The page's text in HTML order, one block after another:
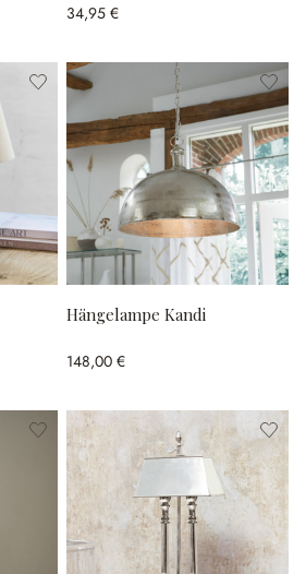
34,95 €
Hängelampe Kandi
148,00 €